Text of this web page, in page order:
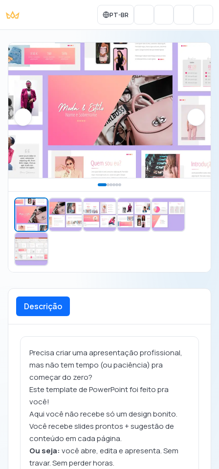
PT-BR
Descrição
Precisa criar uma apresentação profissional,
mas não tem tempo (ou paciência) pra
começar do zero?
Este template de PowerPoint foi feito pra
você!
Aqui você não recebe só um design bonito.
Você recebe slides prontos + sugestão de
conteúdo em cada página.
Ou seja: você abre, edita e apresenta. Sem
travar. Sem perder horas.